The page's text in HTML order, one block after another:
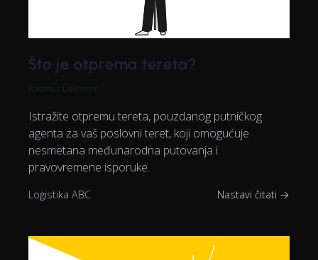
Što je otprema tereta?
Rasmus Leichter
Istražite otpremu tereta, pouzdanog putničkog
agenta za vaš poslovni teret, koji omogućuje
nesmetana međunarodna putovanja i
pravovremene isporuke.
Logistika ABC Nastavi čitati →